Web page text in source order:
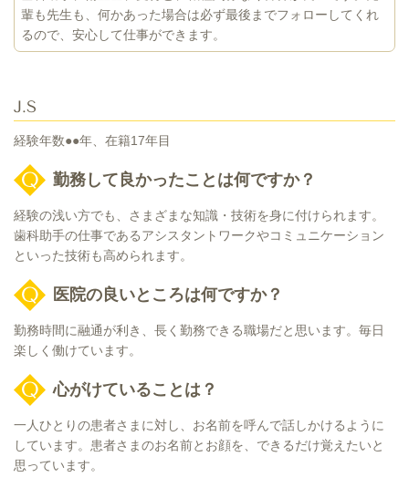
輩も先生も、何かあった場合は必ず最後までフォローしてくれ
るので、安心して仕事ができます。
J.S
経験年数●●年、在籍17年目
勤務して良かったことは何ですか？
経験の浅い方でも、さまざまな知識・技術を身に付けられます。
歯科助手の仕事であるアシスタントワークやコミュニケーション
といった技術も高められます。
医院の良いところは何ですか？
勤務時間に融通が利き、長く勤務できる職場だと思います。毎日
楽しく働けています。
心がけていることは？
一人ひとりの患者さまに対し、お名前を呼んで話しかけるように
しています。患者さまのお名前とお顔を、できるだけ覚えたいと
思っています。